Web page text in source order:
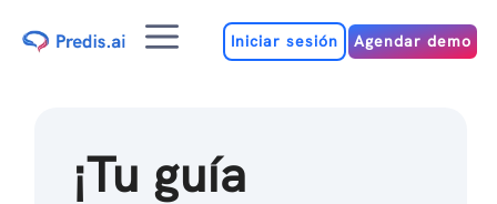
MenúIniciar sesión Agendar demo
¡Tu guía